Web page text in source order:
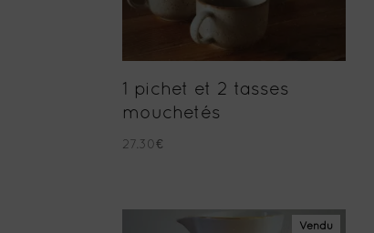
1 pichet et 2 tasses
mouchetés
27.30€
Vendu